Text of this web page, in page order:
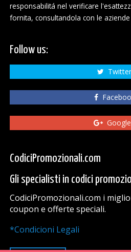
responsabilitá nel verificare
fornita, consultandola con le
Follow us:
CodiciPromozionali.com
Gli specialisti in codici
CodiciPromozionali.com i
coupon e offerte speciali.
*Condicioni Legali